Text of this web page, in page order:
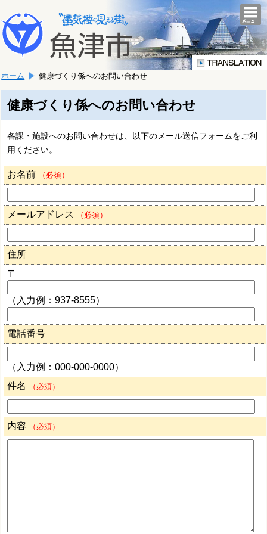
文
へ
移
ま
す。
こ
か
文
で
す。
ホーム 健康づくり係へのお問い合わせ
健康づくり係へのお問い合わせ
各課・施設へのお問い合わせは、以下のメール送信フォームをご利
用ください。
お名前 （必須）
メールアドレス （必須）
住所
〒
（入力例：937-8555）
電話番号
（入力例：000-000-0000）
件名
（必須）
内容 （必須）